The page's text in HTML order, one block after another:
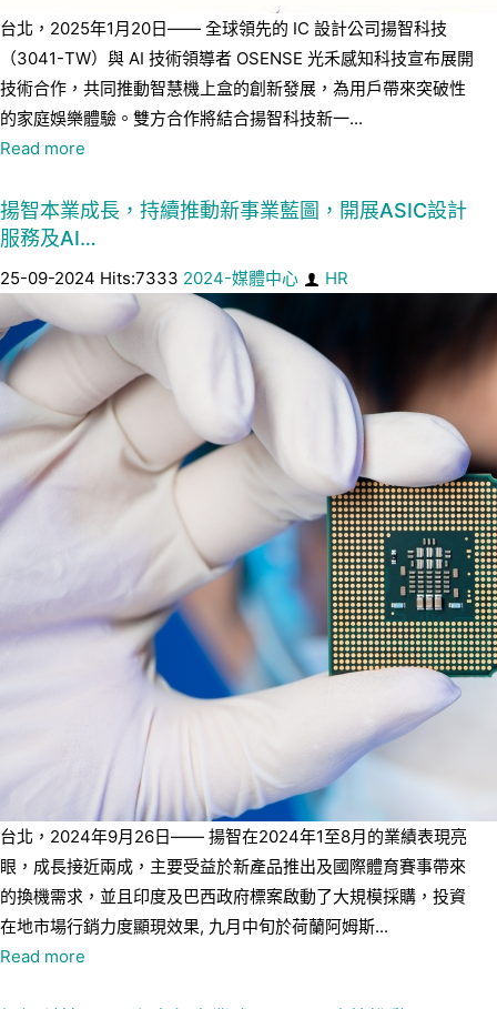
台北，2025年1月20日—— 全球領先的 IC 設計公司揚智科技
（3041-TW）與 AI 技術領導者 OSENSE 光禾感知科技宣布展開
技術合作，共同推動智慧機上盒的創新發展，為用戶帶來突破性
的家庭娛樂體驗。雙方合作將結合揚智科技新一...
Read more
揚智本業成長，持續推動新事業藍圖，開展ASIC設計
服務及AI…
25-09-2024 Hits:7333 2024-媒體中心 HR
台北，2024年9月26日—— 揚智在2024年1至8月的業績表現亮
眼，成長接近兩成，主要受益於新產品推出及國際體育賽事帶來
的換機需求，並且印度及巴西政府標案啟動了大規模採購，投資
在地市場行銷力度顯現效果, 九月中旬於荷蘭阿姆斯...
Read more